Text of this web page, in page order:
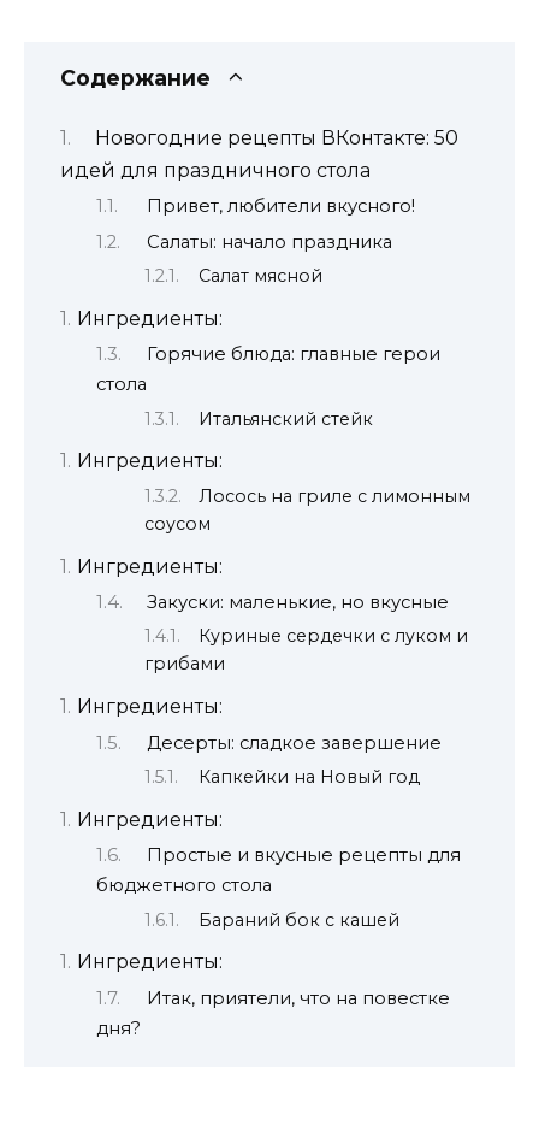
Содержание
Новогодние рецепты ВКонтакте: 50
идей для праздничного стола
Привет, любители вкусного!
Салаты: начало праздника
Салат мясной
Ингредиенты:
Горячие блюда: главные герои
стола
Итальянский стейк
Ингредиенты:
Лосось на гриле с лимонным
соусом
Ингредиенты:
Закуски: маленькие, но вкусные
Куриные сердечки с луком и
грибами
Ингредиенты:
Десерты: сладкое завершение
Капкейки на Новый год
Ингредиенты:
Простые и вкусные рецепты для
бюджетного стола
Бараний бок с кашей
Ингредиенты:
Итак, приятели, что на повестке
дня?